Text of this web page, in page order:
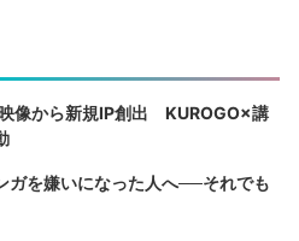
像から新規IP創出 KUROGO×講
ガを嫌いになった人へ──それでも